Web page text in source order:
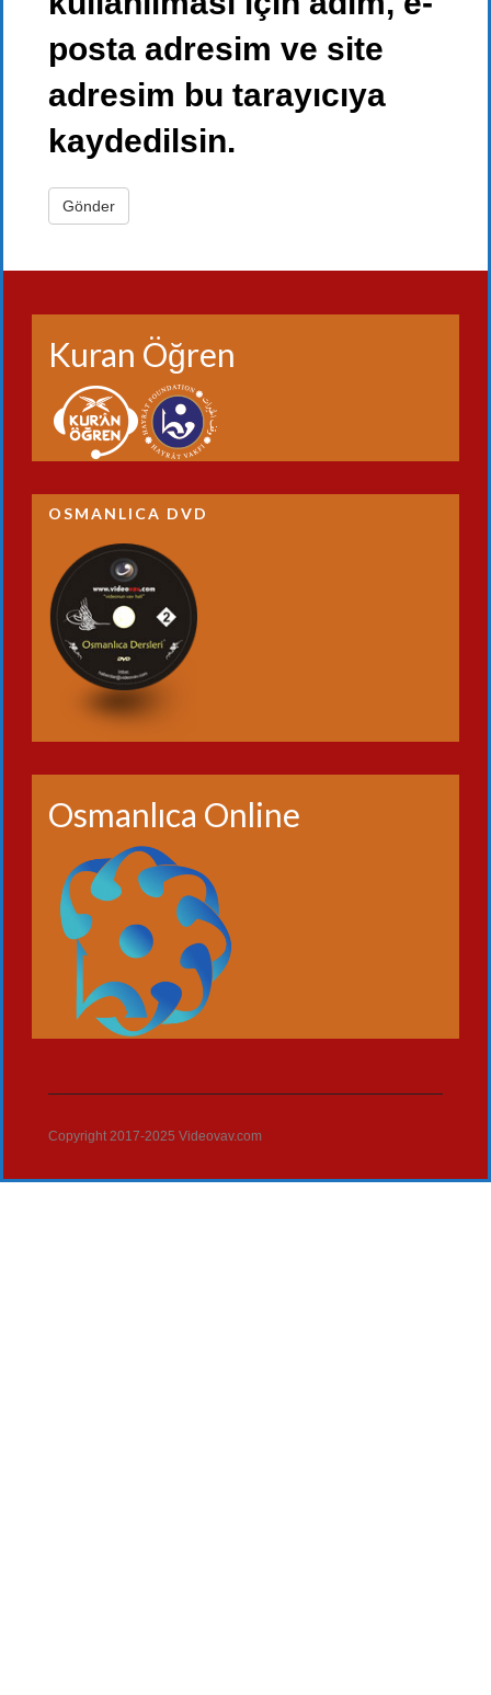
posta adresim ve site
adresim bu tarayıcıya
kaydedilsin.
Kuran Öğren
OSMANLICA DVD
Osmanlıca Online
Copyright 2017-2025 Videovav.com